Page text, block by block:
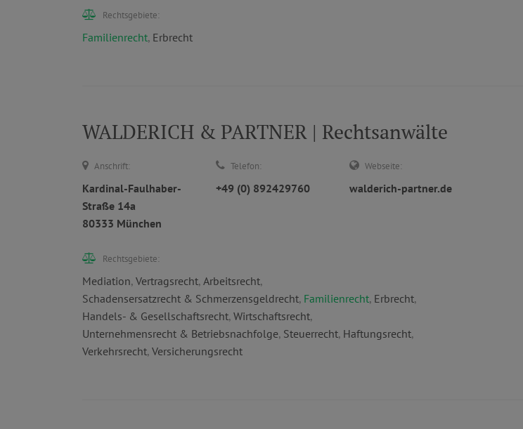
Rechtsgebiete:
Familienrecht, Erbrecht
WALDERICH & PARTNER | Rechtsanwälte
Anschrift:
Kardinal-Faulhaber-
Straße 14a
80333 München
Telefon:
+49 (0) 892429760
Webseite:
walderich-partner.de
Rechtsgebiete:
Mediation, Vertragsrecht, Arbeitsrecht,
Schadensersatzrecht & Schmerzensgeldrecht, Familienrecht, Erbrecht,
Handels- & Gesellschaftsrecht, Wirtschaftsrecht,
Unternehmensrecht & Betriebsnachfolge, Steuerrecht, Haftungsrecht,
Verkehrsrecht, Versicherungsrecht